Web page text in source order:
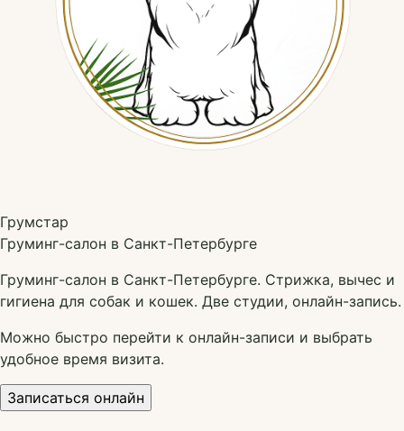
Грумстар
Груминг-салон в Санкт-Петербурге
Груминг-салон в Санкт-Петербурге. Стрижка, вычес и
гигиена для собак и кошек. Две студии, онлайн-запись.
Можно быстро перейти к онлайн-записи и выбрать
удобное время визита.
Записаться онлайн